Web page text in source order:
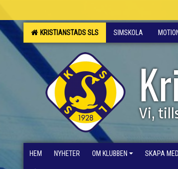
KRISTIANSTADS SLS SIMSKOLA
Vi,
HEM NYHETER OM KLUBBEN SKAPA